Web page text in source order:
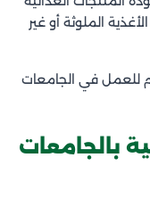
الملوثة أو غير
للعمل في الجامعات
بالجامعات